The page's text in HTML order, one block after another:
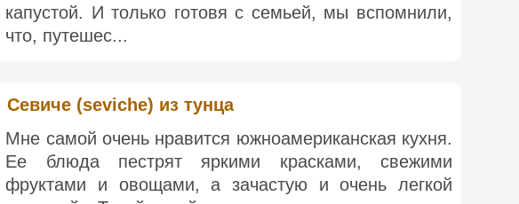
капустой. И только готовя с семьей, мы вспомнили,
что, путешес...
Севиче (seviche) из тунца
Мне самой очень нравится южноамериканская кухня.
Ее блюда пестрят яркими красками, свежими
фруктами и овощами, а зачастую и очень легкой